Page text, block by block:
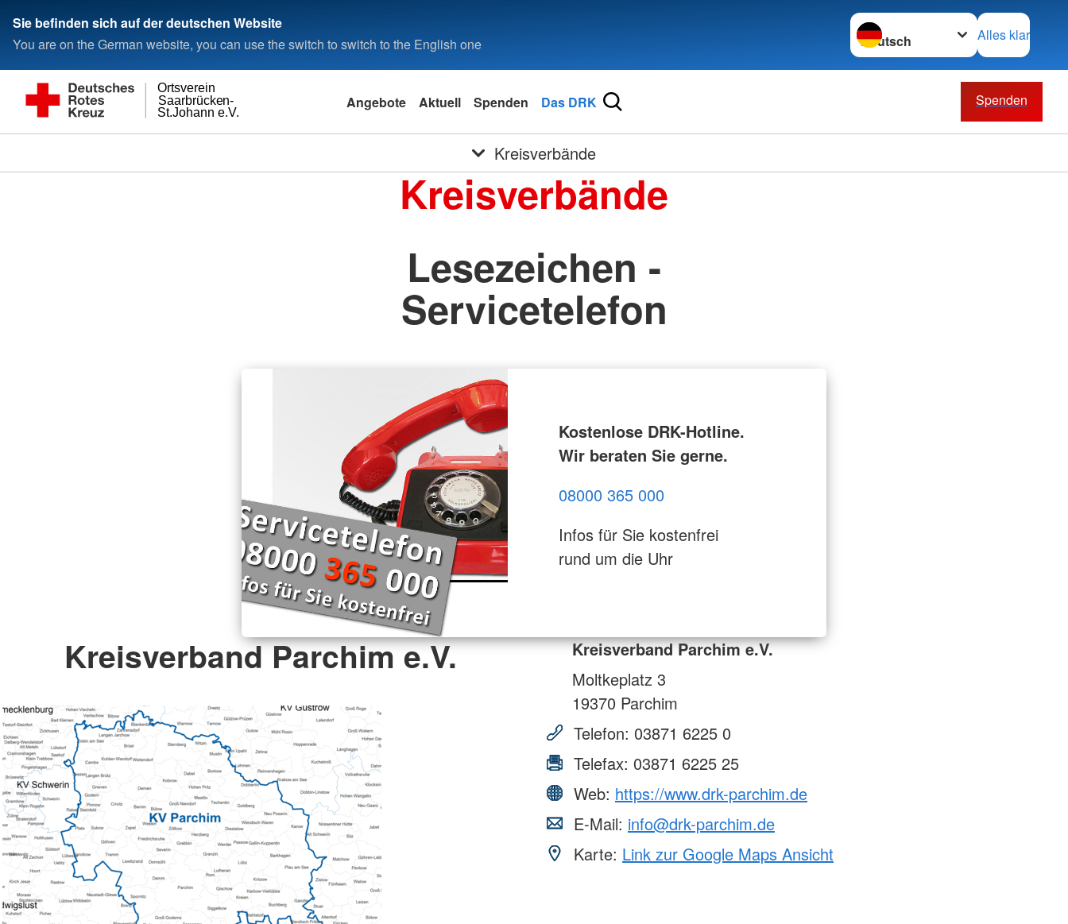
Sie befinden sich auf der deutschen Website
You are on the German website, you can use the switch to switch to the English one
Sprache wechseln zu
Alles klar
St.Johann e.V.
Saarbrücken-
Ortsverein
Angebote Aktuell Spenden Das DRK Spenden
Kreisverbände
Kreisverbände
Lesezeichen -
Servicetelefon
Kostenlose DRK-Hotline.
Wir beraten Sie gerne.
08000 365 000
Infos für Sie kostenfrei
rund um die Uhr
Kreisverband Parchim e.V.
Kreisverband Parchim e.V.
Moltkeplatz 3
19370 Parchim
Telefon: 03871 6225 0
Telefax: 03871 6225 25
Web: https://www.drk-parchim.de
E-Mail: info@drk-parchim.de
Karte: Link zur Google Maps Ansicht